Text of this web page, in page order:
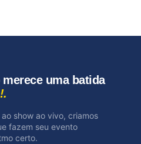
merece uma batida
show ao vivo, criamos
fazem seu evento
certo.